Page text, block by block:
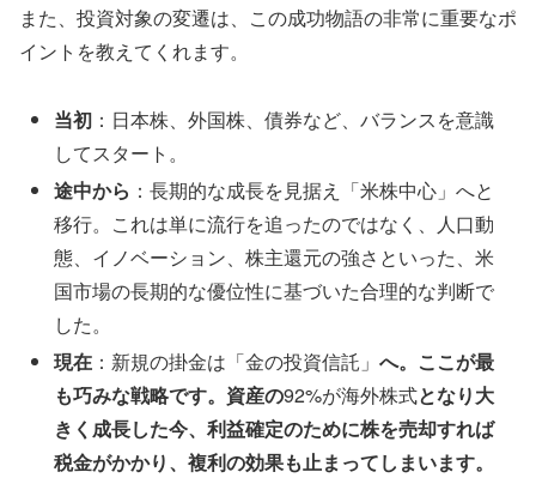
また、投資対象の変遷は、この成功物語の非常に重要なポ
イントを教えてくれます。
当初 ：日本株、外国株、債券など、バランスを意識
してスタート。
途中から ：長期的な成長を見据え「米株中心」へと
移行。これは単に流行を追ったのではなく、人口動
態、イノベーション、株主還元の強さといった、米
国市場の長期的な優位性に基づいた合理的な判断で
した。
現在 ：新規の掛金は「金の投資信託」へ。ここが最
も巧みな戦略です。資産の92%が海外株式となり大
きく成長した今、利益確定のために株を売却すれば
税金がかかり、複利の効果も止まってしまいます。